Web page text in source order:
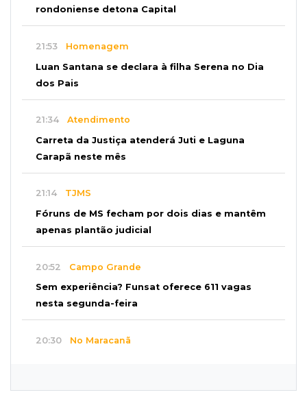
rondoniense detona Capital
21:53 Homenagem
Luan Santana se declara à filha Serena no Dia
dos Pais
21:34 Atendimento
Carreta da Justiça atenderá Juti e Laguna
Carapã neste mês
21:14 TJMS
Fóruns de MS fecham por dois dias e mantêm
apenas plantão judicial
20:52 Campo Grande
Sem experiência? Funsat oferece 611 vagas
nesta segunda-feira
20:30 No Maracanã